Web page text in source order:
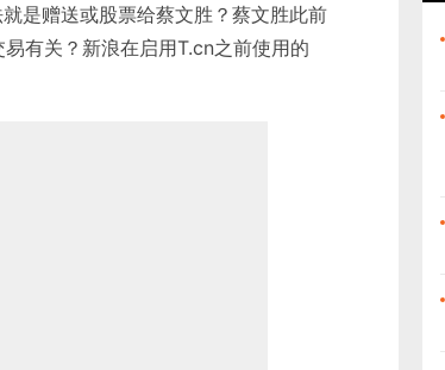
是赠送或股票给蔡文胜？蔡文胜此前
有关？新浪在启用T.cn之前使用的